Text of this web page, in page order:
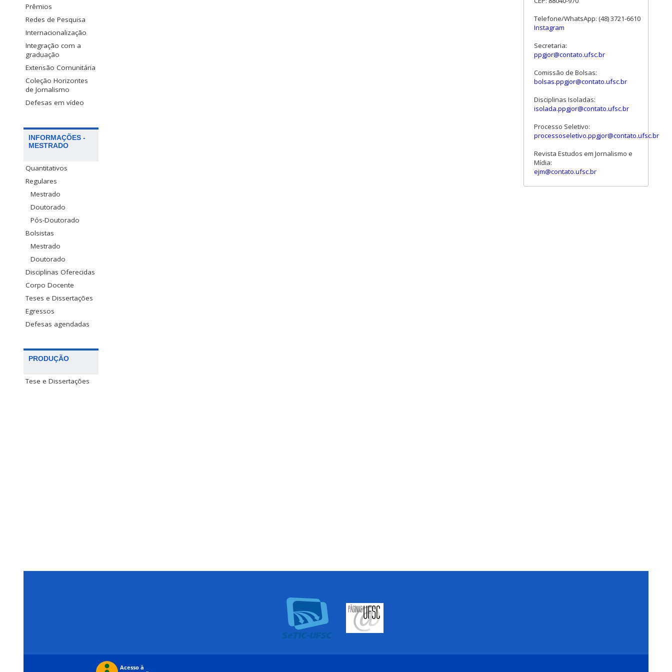
Prêmios
Redes de Pesquisa
Internacionalização
Integração com a
graduação
Extensão Comunitária
Coleção Horizontes
de Jornalismo
Defesas em vídeo
INFORMAÇÕES -
MESTRADO
Quantitativos
Regulares
Mestrado
Doutorado
Pós-Doutorado
Bolsistas
Mestrado
Doutorado
Disciplinas Oferecidas
Corpo Docente
Teses e Dissertações
Egressos
Defesas agendadas
PRODUÇÃO
Tese e Dissertações
Telefone/WhatsApp: (48) 3721-6610
Instagram
Secretaria:
ppgjor@contato.ufsc.br
Comissão de Bolsas:
bolsas.ppgjor@contato.ufsc.br
Disciplinas Isoladas:
isolada.ppgjor@contato.ufsc.br
Processo Seletivo:
processoseletivo.ppgjor@contato.ufsc.br
Revista Estudos em Jornalismo e
Mídia:
ejm@contato.ufsc.br